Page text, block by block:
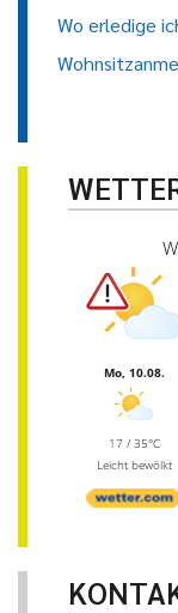
Wo erledige
Mo, 10.08.
17 / 35°C
Leicht bewölkt